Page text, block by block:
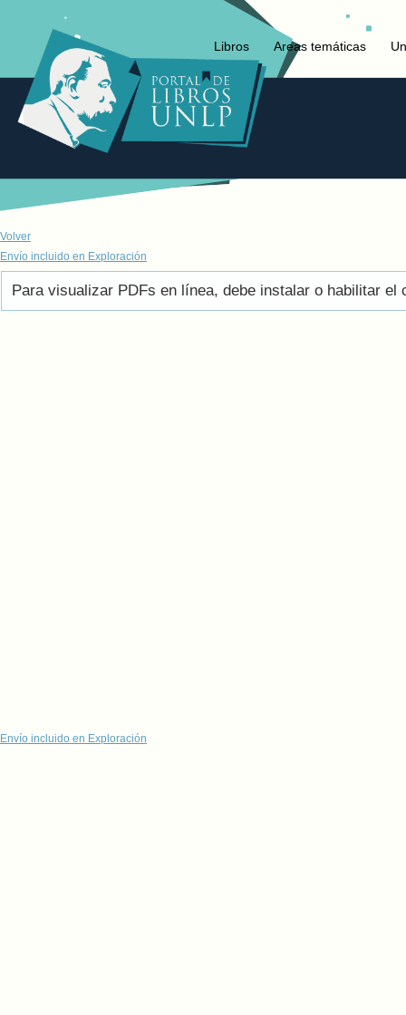
Libros Areas temáticas
Volver
Envío incluido en Exploración
Para visualizar PDFs en línea, debe instalar o habilitar el
Envío incluido en Exploración